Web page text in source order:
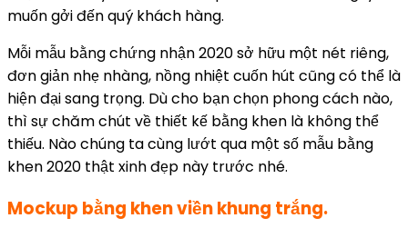
muốn gởi đến quý khách hàng.
Mỗi mẫu bằng chứng nhận 2020 sở hữu một nét riêng,
đơn giản nhẹ nhàng, nồng nhiệt cuốn hút cũng có thể là
hiện đại sang trọng. Dù cho bạn chọn phong cách nào,
thì sự chăm chút về thiết kế bằng khen là không thể
thiếu. Nào chúng ta cùng lướt qua một số mẫu bằng
khen 2020 thật xinh đẹp này trước nhé.
Mockup bằng khen viền khung trắng.